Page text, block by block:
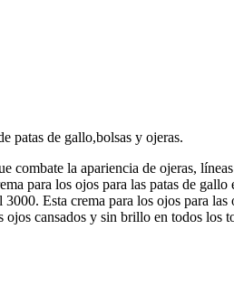
patas de gallo,bolsas y ojeras.
la apariencia de ojeras,
para los ojos para las patas de
Esta crema para los ojos para
cansados y sin brillo en todos los